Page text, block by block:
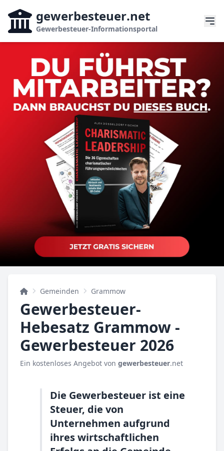
gewerbesteuer.net
Gewerbesteuer-Informationsportal
Gemeinden Grammow
Gewerbesteuer-
Hebesatz Grammow -
Gewerbesteuer 2026
Ein kostenloses Angebot von gewerbesteuer.net
Die Gewerbesteuer ist eine
Steuer, die von
Unternehmen aufgrund
ihres wirtschaftlichen